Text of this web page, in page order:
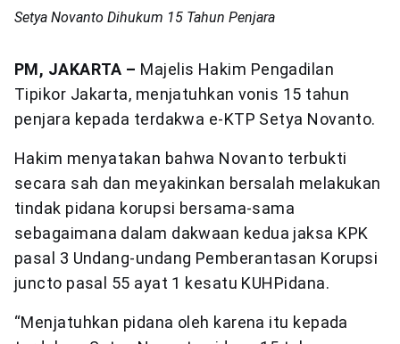
Setya Novanto Dihukum 15 Tahun Penjara
PM, JAKARTA – Majelis Hakim Pengadilan
Tipikor Jakarta, menjatuhkan vonis 15 tahun
penjara kepada terdakwa e-KTP Setya Novanto.
Hakim menyatakan bahwa Novanto terbukti
secara sah dan meyakinkan bersalah melakukan
tindak pidana korupsi bersama-sama
sebagaimana dalam dakwaan kedua jaksa KPK
pasal 3 Undang-undang Pemberantasan Korupsi
juncto pasal 55 ayat 1 kesatu KUHPidana.
“Menjatuhkan pidana oleh karena itu kepada